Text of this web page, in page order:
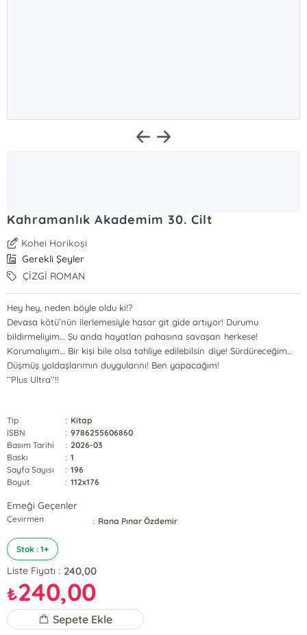
Kahramanlık Akademim 30. Cilt
Kohei Horikoşi
Gerekli Şeyler
ÇİZGİ ROMAN
Hey hey, neden böyle oldu ki!?
Devasa kötü’nün ilerlemesiyle hasar git gide artıyor! Durumu
bildirmeliyim… Şu anda hayatları pahasına savaşan herkese!
Korumalıyım… Bir kişi bile olsa tahliye edilebilsin diye! Sürdüreceğim…
Düşmüş yoldaşlarımın duygularını! Ben yapacağım!
‘’Plus Ultra’’!!
Tip : Kitap
ISBN
: 9786255606860
Basım Tarihi
: 2026-03
Baskı
: 1
Sayfa Sayısı
: 196
Boyut
: 112x176
Emeği Geçenler
Çevirmen : Rana Pınar Özdemir
Stok : 1+
Liste Fiyatı : 240,00
₺240,00
Sepete Ekle